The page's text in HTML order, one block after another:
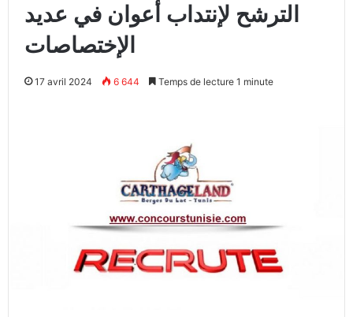
الترشح لإنتداب أعوان في عديد
الإختصاصات
17 avril 2024 6 644 Temps de lecture 1 minute